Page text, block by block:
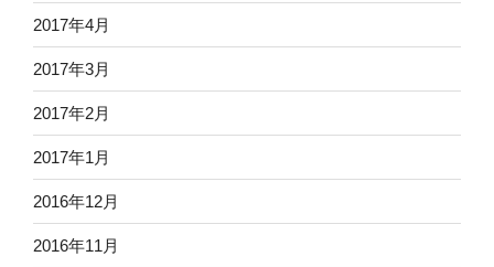
2017年4月
2017年3月
2017年2月
2017年1月
2016年12月
2016年11月